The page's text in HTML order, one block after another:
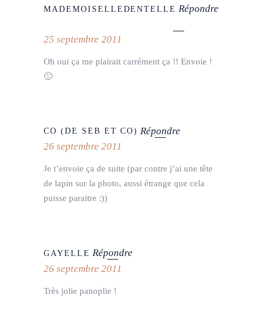
MADEMOISELLEDENTELLE Répondre
25 septembre 2011
Oh oui ça me plairait carrément ça !! Envoie !
🙂
CO (DE SEB ET CO) Répondre
26 septembre 2011
Je t’envoie ça de suite (par contre j’ai une tête
de lapin sur la photo, aussi étrange que cela
puisse paraitre :))
GAYELLE Répondre
26 septembre 2011
Très jolie panoplie !